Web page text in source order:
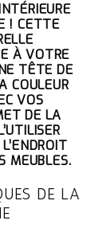
! CETTE
À VOTRE
TÊTE DE
COULEUR
VOS
DE LA
MEUBLES.
DE LA